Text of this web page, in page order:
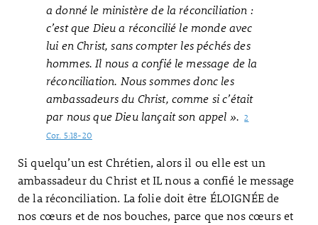
a donné le ministère de la réconciliation :
c’est que Dieu a réconcilié le monde avec
lui en Christ, sans compter les péchés des
hommes. Il nous a confié le message de la
réconciliation. Nous sommes donc les
ambassadeurs du Christ, comme si c’était
par nous que Dieu lançait son appel ». 2
Cor. 5:18-20
Si quelqu’un est Chrétien, alors il ou elle est un
ambassadeur du Christ et IL nous a confié le message
de la réconciliation. La folie doit être ÉLOIGNÉE de
nos cœurs et de nos bouches, parce que nos cœurs et